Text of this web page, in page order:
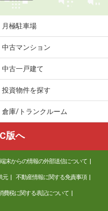
月極駐車場
中古マンション
中古一戸建て
投資物件を探す
倉庫/トランクルーム
版へ
末からの情報の外部送信について
元 不動産情報に関する免責事項
費税に関する表記について